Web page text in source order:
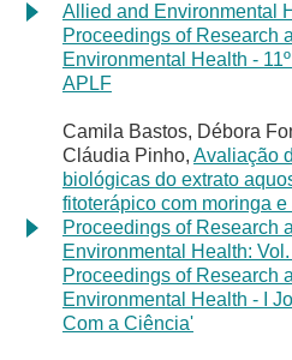
Allied and Environmental
Proceedings of Research
Environmental Health -
APLF
Camila Bastos, Débora
Cláudia Pinho, Avaliação
biológicas do extrato
fitoterápico com moringa
Proceedings of Research
Environmental Health:
Proceedings of Research
Environmental Health - I
Com a Ciência'